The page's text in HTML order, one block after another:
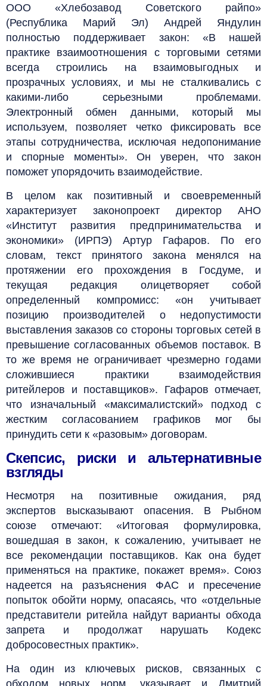
ООО «Хлебозавод Советского райпо»
(Республика Марий Эл) Андрей Яндулин
полностью поддерживает закон: «В нашей
практике взаимоотношения с торговыми сетями
всегда строились на взаимовыгодных и
прозрачных условиях, и мы не сталкивались с
какими-либо серьезными проблемами.
Электронный обмен данными, который мы
используем, позволяет четко фиксировать все
этапы сотрудничества, исключая недопонимание
и спорные моменты». Он уверен, что закон
поможет упорядочить взаимодействие.
В целом как позитивный и своевременный
характеризует законопроект директор АНО
«Институт развития предпринимательства и
экономики» (ИРПЭ) Артур Гафаров. По его
словам, текст принятого закона менялся на
протяжении его прохождения в Госдуме, и
текущая редакция олицетворяет собой
определенный компромисс: «он учитывает
позицию производителей о недопустимости
выставления заказов со стороны торговых сетей в
превышение согласованных объемов поставок. В
то же время не ограничивает чрезмерно годами
сложившиеся практики взаимодействия
ритейлеров и поставщиков». Гафаров отмечает,
что изначальный «максималистский» подход с
жестким согласованием графиков мог бы
принудить сети к «разовым» договорам.
Скепсис, риски и альтернативные
взгляды
Несмотря на позитивные ожидания, ряд
экспертов высказывают опасения. В Рыбном
союзе отмечают: «Итоговая формулировка,
вошедшая в закон, к сожалению, учитывает не
все рекомендации поставщиков. Как она будет
применяться на практике, покажет время». Союз
надеется на разъяснения ФАС и пресечение
попыток обойти норму, опасаясь, что «отдельные
представители ритейла найдут варианты обхода
запрета и продолжат нарушать Кодекс
добросовестных практик».
На один из ключевых рисков, связанных с
обходом новых норм, указывает и Дмитрий